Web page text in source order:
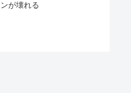
ンが壊れる